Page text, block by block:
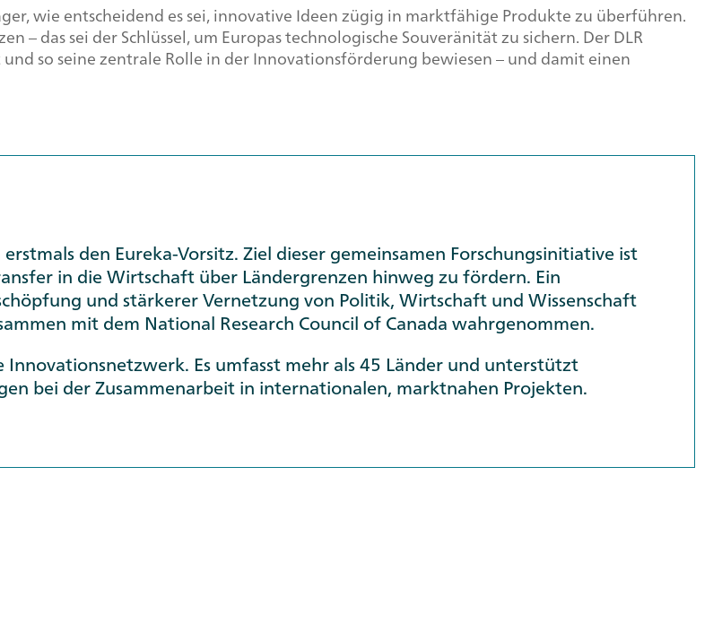
wie entscheidend es sei, innovative Ideen zügig in marktfähige Produkte zu überführen.
– das sei der Schlüssel, um Europas technologische Souveränität zu sichern. Der DLR
so seine zentrale Rolle in der Innovationsförderung bewiesen – und damit einen
den Eureka-Vorsitz. Ziel dieser gemeinsamen Forschungsinitiative ist
in die Wirtschaft über Ländergrenzen hinweg zu fördern. Ein
und stärkerer Vernetzung von Politik, Wirtschaft und Wissenschaft
mit dem National Research Council of Canadawahrgenommen.
Es umfasst mehr als 45 Länder und unterstützt
bei der Zusammenarbeit in internationalen, marktnahen Projekten.